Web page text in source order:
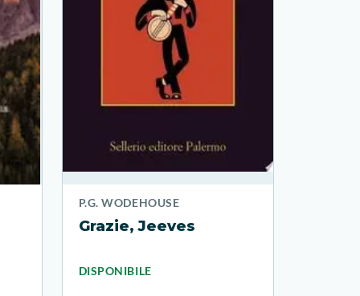
P.G. WODEHOUSE
Grazie, Jeeves
DISPONIBILE